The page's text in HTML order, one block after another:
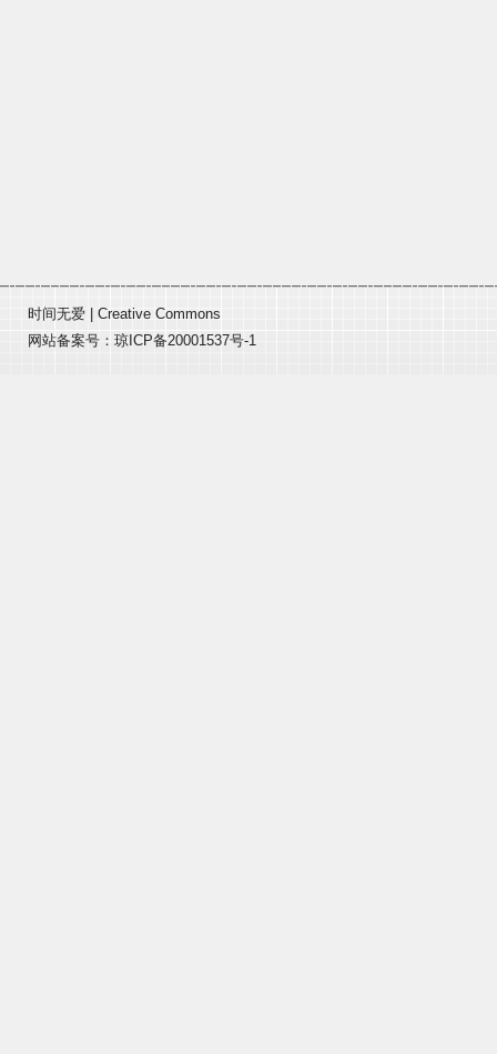
时间无爱
Creative Commons
网站备案号： 琼ICP备20001537号-1